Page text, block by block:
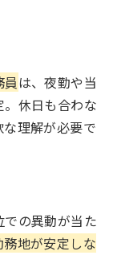
は、夜勤や当
休日も合わな
理解が必要で
の異動が当た
務地が安定しな